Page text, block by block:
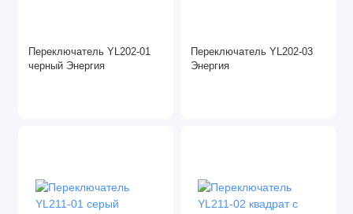
Переключатель YL202-01
черный Энергия
Переключатель YL202-03
Энергия